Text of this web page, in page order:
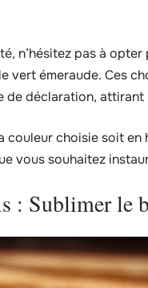
n’hésitez pas à
vert émeraude. Ces
de déclaration,
couleur choisie soit
vous souhaitez
: Sublimer le